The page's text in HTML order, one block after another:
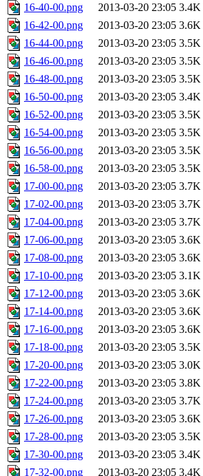
16-40-00.png
2013-03-20 23:05 3.4K
16-42-00.png
2013-03-20 23:05 3.6K
16-44-00.png
2013-03-20 23:05 3.5K
16-46-00.png
2013-03-20 23:05 3.5K
16-48-00.png
2013-03-20 23:05 3.5K
16-50-00.png
2013-03-20 23:05 3.4K
16-52-00.png
2013-03-20 23:05 3.5K
16-54-00.png
2013-03-20 23:05 3.5K
16-56-00.png
2013-03-20 23:05 3.5K
16-58-00.png
2013-03-20 23:05 3.5K
17-00-00.png
2013-03-20 23:05 3.7K
17-02-00.png
2013-03-20 23:05 3.7K
17-04-00.png
2013-03-20 23:05 3.7K
17-06-00.png
2013-03-20 23:05 3.6K
17-08-00.png
2013-03-20 23:05 3.6K
17-10-00.png
2013-03-20 23:05 3.1K
17-12-00.png
2013-03-20 23:05 3.6K
17-14-00.png
2013-03-20 23:05 3.6K
17-16-00.png
2013-03-20 23:05 3.6K
17-18-00.png
2013-03-20 23:05 3.5K
17-20-00.png
2013-03-20 23:05 3.0K
17-22-00.png
2013-03-20 23:05 3.8K
17-24-00.png
2013-03-20 23:05 3.7K
17-26-00.png
2013-03-20 23:05 3.6K
17-28-00.png
2013-03-20 23:05 3.5K
17-30-00.png
2013-03-20 23:05 3.4K
17-32-00.png
2013-03-20 23:05 3.4K